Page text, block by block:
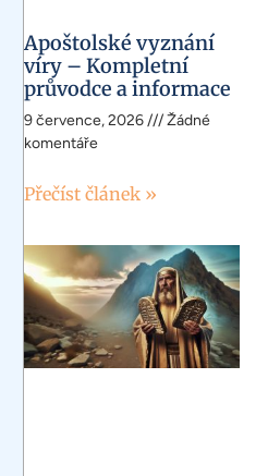
Apoštolské vyznání
víry – Kompletní
průvodce a informace
9 července, 2026
Žádné
komentáře
Přečíst článek »